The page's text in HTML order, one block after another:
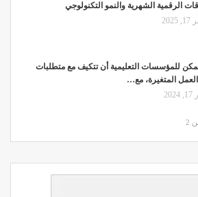
الرقمية الشهرية والنمو التكنولوجي
للمؤسسات التعليمية أن تتكيف مع متطلبات
المتغيرة، مع…